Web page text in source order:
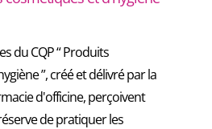
du CQP “ Produits
”, créé et délivré par la
d'officine, perçoivent
de pratiquer les